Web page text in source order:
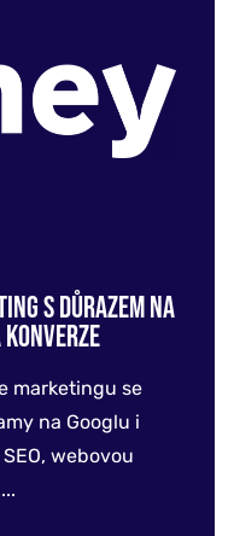
S DŮRAZEM NA
marketingu se
na Googlu i
webovou